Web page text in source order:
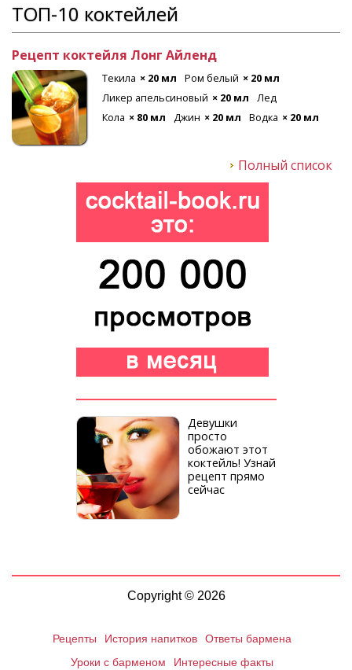
ТОП-10 коктейлей
Рецепт коктейля Лонг Айленд
Текила × 20 мл Ром белый × 20 мл
Ликер апельсиновый × 20 мл
Лед
Кола × 80 мл Джин × 20 мл Водка × 20 мл
Полный список
Девушки
просто
обожают этот
коктейль! Узнай
рецепт прямо
сейчас
Copyright © 2026
Рецепты История напитков
Ответы бармена
Уроки с барменом
Интересные факты